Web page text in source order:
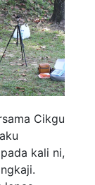
Cikgu
kali ni,